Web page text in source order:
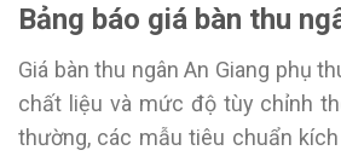
Bảng báo giá bàn thu
Giá bàn thu ngân An Giang phụ
chất liệu và mức độ tùy chỉnh
thường, các mẫu tiêu chuẩn